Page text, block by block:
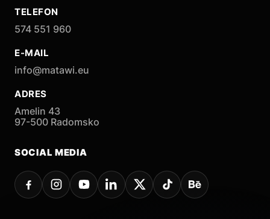
TELEFON
574 551 960
E-MAIL
info@matawi.eu
ADRES
Amelin 43
97-500 Radomsko
SOCIAL MEDIA